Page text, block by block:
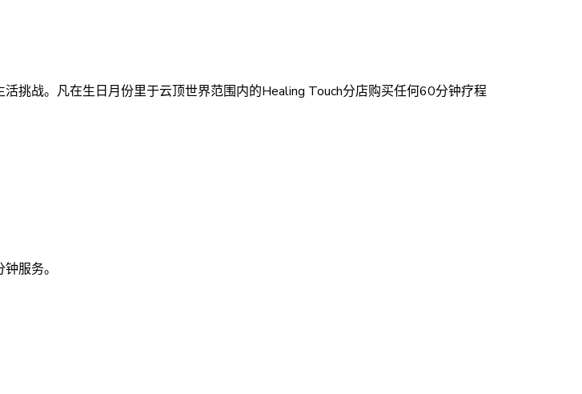
挑战。凡在生日月份里于云顶世界范围内的Healing Touch分店购买任何60分钟疗程
服务。